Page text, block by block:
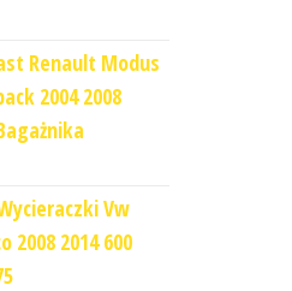
Renault Modus
2004 2008
Vw
2008 2014 600